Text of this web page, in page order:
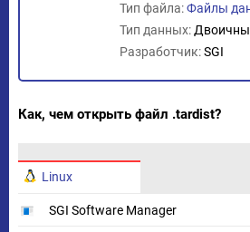
Тип файла:Файлы
Тип данных:
Разработчик:SGI
Как, чем открыть файл .tardist?
Linux
SGI Software Manager